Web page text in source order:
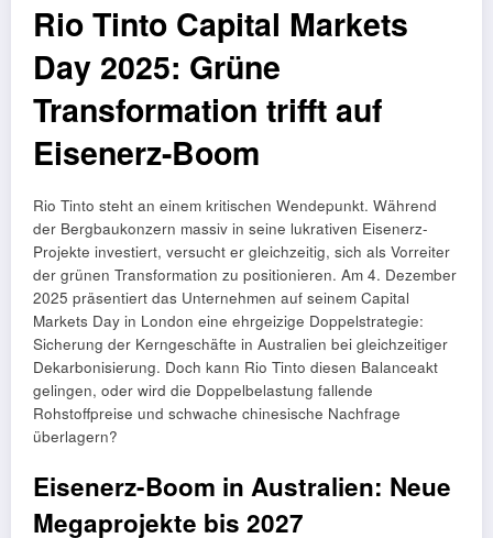
Rio Tinto Capital Markets
Day 2025: Grüne
Transformation trifft auf
Eisenerz-Boom
Rio Tinto steht an einem kritischen Wendepunkt. Während
der Bergbaukonzern massiv in seine lukrativen Eisenerz-
Projekte investiert, versucht er gleichzeitig, sich als Vorreiter
der grünen Transformation zu positionieren. Am 4. Dezember
2025 präsentiert das Unternehmen auf seinem Capital
Markets Day in London eine ehrgeizige Doppelstrategie:
Sicherung der Kerngeschäfte in Australien bei gleichzeitiger
Dekarbonisierung. Doch kann Rio Tinto diesen Balanceakt
gelingen, oder wird die Doppelbelastung fallende
Rohstoffpreise und schwache chinesische Nachfrage
überlagern?
Eisenerz-Boom in Australien: Neue
Megaprojekte bis 2027